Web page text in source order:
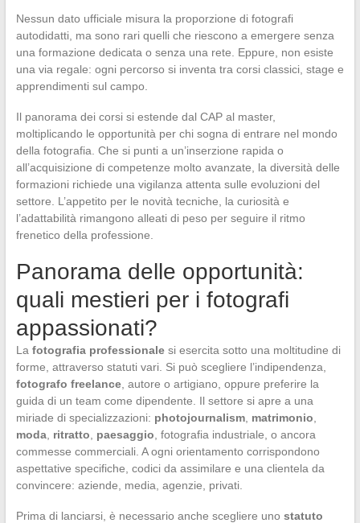
Nessun dato ufficiale misura la proporzione di fotografi
autodidatti, ma sono rari quelli che riescono a emergere senza
una formazione dedicata o senza una rete. Eppure, non esiste
una via regale: ogni percorso si inventa tra corsi classici, stage e
apprendimenti sul campo.
Il panorama dei corsi si estende dal CAP al master,
moltiplicando le opportunità per chi sogna di entrare nel mondo
della fotografia. Che si punti a un’inserzione rapida o
all’acquisizione di competenze molto avanzate, la diversità delle
formazioni richiede una vigilanza attenta sulle evoluzioni del
settore. L’appetito per le novità tecniche, la curiosità e
l’adattabilità rimangono alleati di peso per seguire il ritmo
frenetico della professione.
Panorama delle opportunità:
quali mestieri per i fotografi
appassionati?
La fotografia professionalesi esercita sotto una moltitudine di
forme, attraverso statuti vari. Si può scegliere l’indipendenza,
fotografo freelance, autore o artigiano, oppure preferire la
guida di un team come dipendente. Il settore si apre a una
miriade di specializzazioni: photojournalism, matrimonio
moda, ritratto paesaggio , fotografia industriale, o ancora
commesse commerciali. A ogni orientamento corrispondono
aspettative specifiche, codici da assimilare e una clientela da
convincere: aziende, media, agenzie, privati.
Prima di lanciarsi, è necessario anche scegliere uno statuto